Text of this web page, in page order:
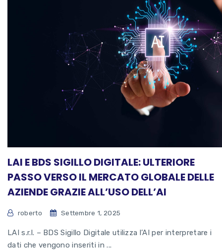
LAI E BDS SIGILLO DIGITALE: ULTERIORE
PASSO VERSO IL MERCATO GLOBALE DELLE
AZIENDE GRAZIE ALL’USO DELL’AI
roberto Settembre 1, 2025
LAI s.r.l. – BDS Sigillo Digitale utilizza l’AI per interpretare i
dati che vengono inseriti in ...